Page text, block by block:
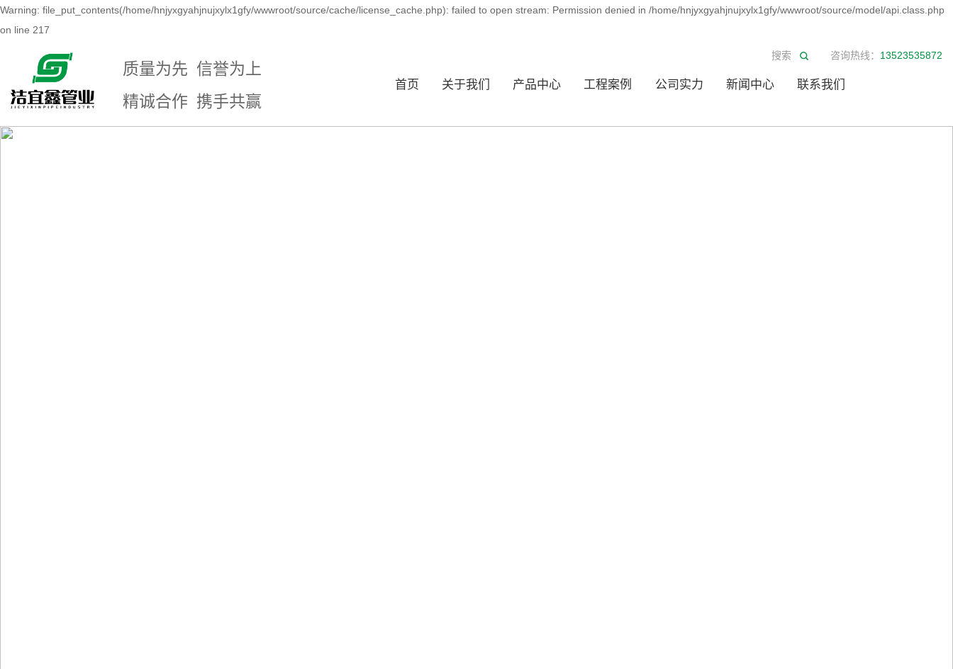
Warning: file_put_contents(/home/hnjyxgyahjnujxylx1gfy/wwwroot/source/cache/license_cache.php): failed to open stream: Permission denied in /home/hnjyxgyahjnujxylx1gfy/wwwroot/source/model/api.class.php
on line 217
质量为先 信誉为上
精诚合作 携手共赢
咨询热线： 13523535872
首页 关于我们 产品中心 工程案例 公司实力 新闻中心 联系我们